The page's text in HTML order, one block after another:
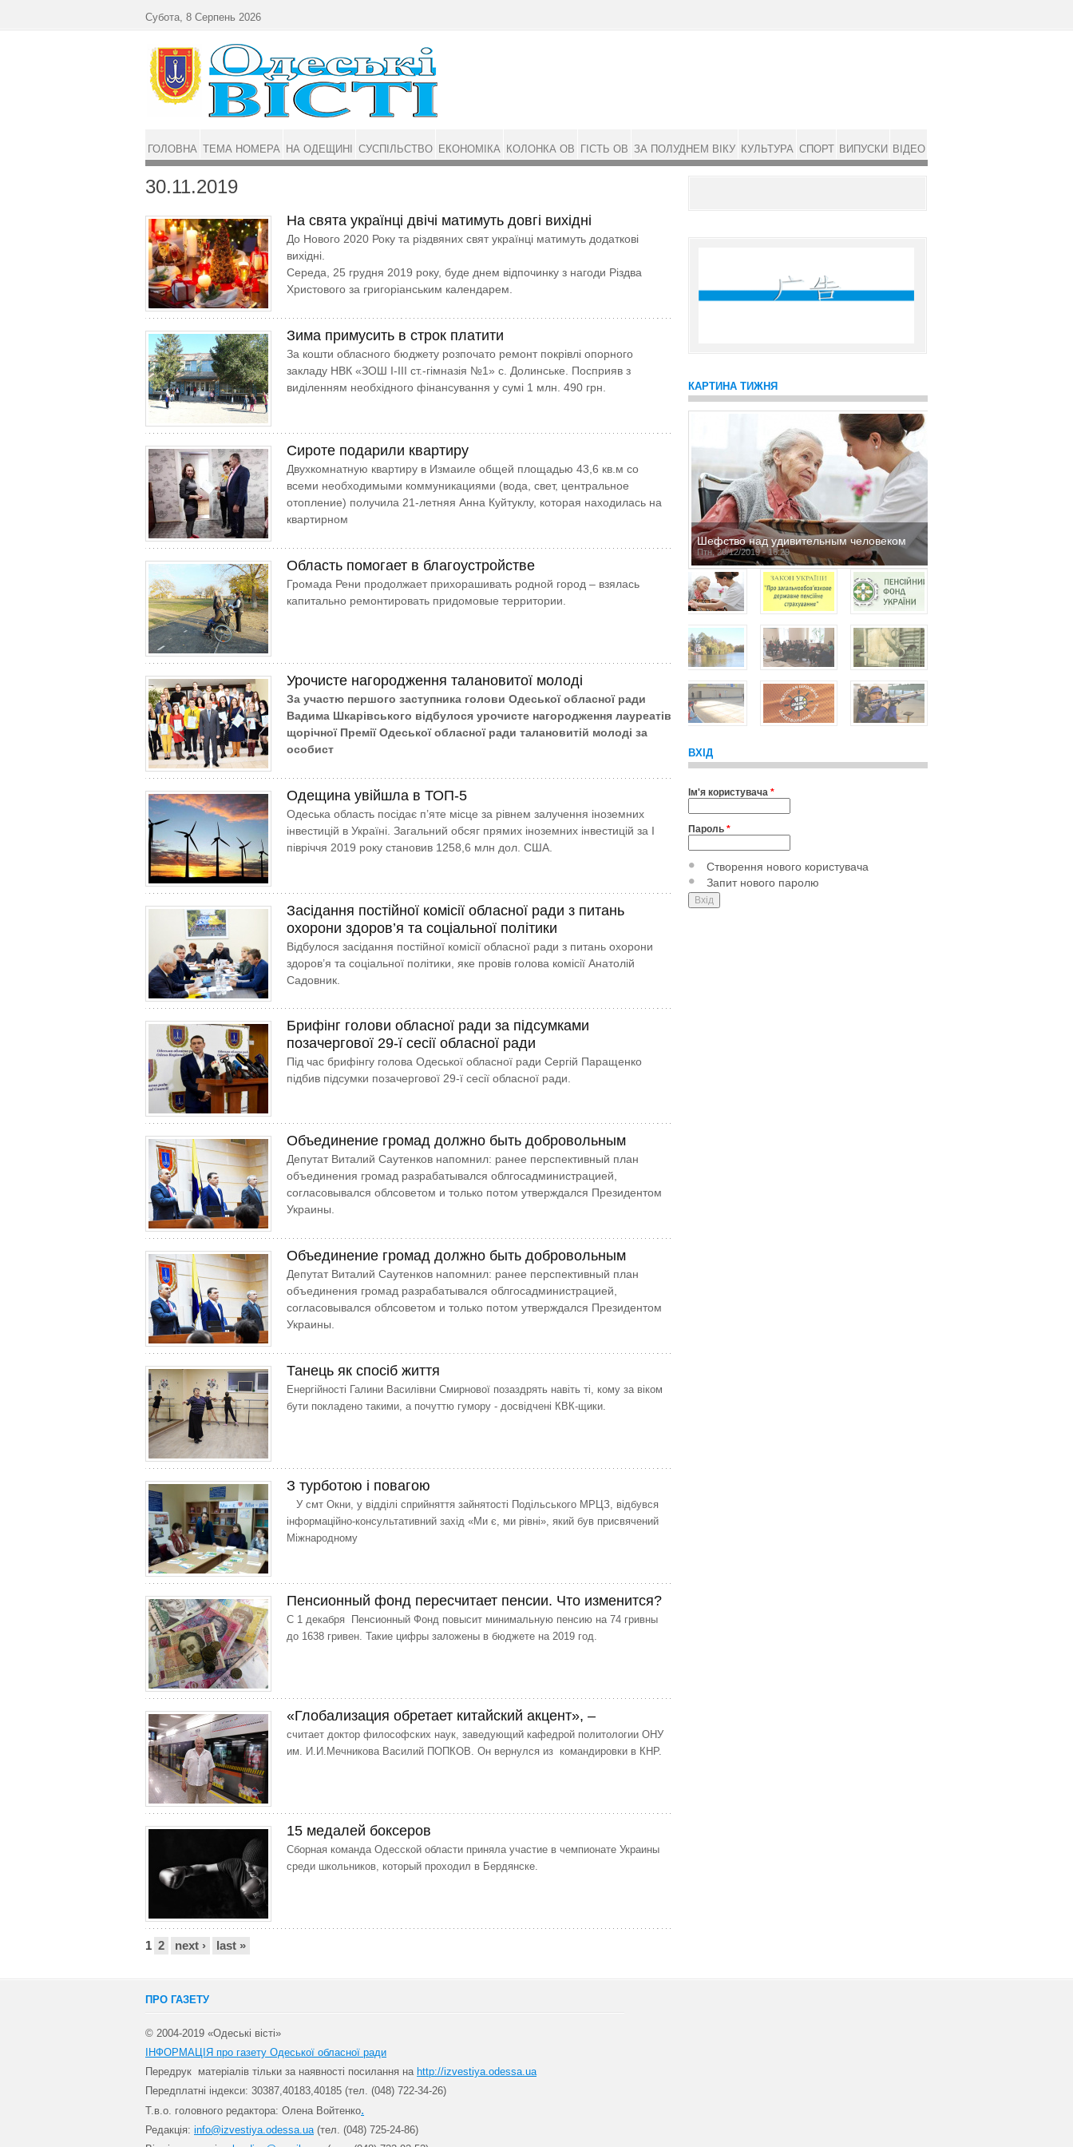
30.11.2019
На свята українці двічі матимуть довгі вихідні
До Нового 2020 Року та різдвяних свят українці матимуть додаткові
вихідні.
Середа, 25 грудня 2019 року, буде днем відпочинку з нагоди Різдва
Христового за григоріанським календарем.
Зима примусить в строк платити
За кошти обласного бюджету розпочато ремонт покрівлі опорного
закладу НВК «ЗОШ І-ІІІ ст.-гімназія №1» с. Долинське. Посприяв з
виділенням необхідного фінансування у сумі 1 млн. 490 грн.
Сироте подарили квартиру
Двухкомнатную квартиру в Измаиле общей площадью 43,6 кв.м со
всеми необходимыми коммуникациями (вода, свет, центральное
отопление) получила 21-летняя Анна Куйтуклу, которая находилась на
квартирном
Область помогает в благоустройстве
Громада Рени продолжает прихорашивать родной город – взялась
капитально ремонтировать придомовые территории.
Урочисте нагородження талановитої молоді
За участю першого заступника голови Одеської обласної ради
Вадима Шкарівського відбулося урочисте нагородження лауреатів
щорічної Премії Одеської обласної ради талановитій молоді за
особист
Одещина увійшла в ТОП-5
Одеська область посідає п’яте місце за рівнем залучення іноземних
інвестицій в Україні. Загальний обсяг прямих іноземних інвестицій за І
півріччя 2019 року становив 1258,6 млн дол. США.
Засідання постійної комісії обласної ради з питань
охорони здоров’я та соціальної політики
Відбулося засідання постійної комісії обласної ради з питань охорони
здоров’я та соціальної політики, яке провів голова комісії Анатолій
Садовник.
Брифінг голови обласної ради за підсумками
позачергової 29-ї сесії обласної ради
Під час брифінгу голова Одеської обласної ради Сергій Паращенко
підбив підсумки позачергової 29-ї сесії обласної ради.
Объединение громад должно быть добровольным
Депутат Виталий Саутенков напомнил: ранее перспективный план
объединения громад разрабатывался облгосадминистрацией,
согласовывался облсоветом и только потом утверждался Президентом
Украины.
Объединение громад должно быть добровольным
Депутат Виталий Саутенков напомнил: ранее перспективный план
объединения громад разрабатывался облгосадминистрацией,
согласовывался облсоветом и только потом утверждался Президентом
Украины.
Танець як спосіб життя
Енергійності Галини Василівни Смирнової позаздрять навіть ті, кому за віком
бути покладено такими, а почуттю гумору - досвідчені КВК-щики.
З турботою і повагою
У смт Окни, у відділі сприйняття зайнятості Подільського МРЦЗ, відбувся
інформаційно-консультативний захід «Ми є, ми рівні», який був присвячений
Міжнародному
Пенсионный фонд пересчитает пенсии. Что изменится?
С 1 декабря Пенсионный Фонд повысит минимальную пенсию на 74 гривны
до 1638 гривен. Такие цифры заложены в бюджете на 2019 год.
«Глобализация обретает китайский акцент», –
считает доктор философских наук, заведующий кафедрой политологии ОНУ
им. И.И.Мечникова Василий ПОПКОВ. Он вернулся из командировки в КНР.
15 медалей боксеров
Сборная команда Одесской области приняла участие в чемпионате Украины
среди школьников, который проходил в Бердянске.
Сторінки
1 2 next › last »
КАРТИНА ТИЖНЯ
Шефство над удивительным человеком
Птн, 20/12/2019 - 16:29
ВХІД
Ім'я користувача *
Пароль *
Створення нового користувача
Запит нового паролю
Субота, 8 Серпень 2026
ГОЛОВНА ТЕМА НОМЕРА НА ОДЕЩИНІ СУСПІЛЬСТВО ЕКОНОМІКА КОЛОНКА ОВ ГІСТЬ ОВ ЗА ПОЛУДНЕМ ВІКУ КУЛЬТУРА СПОРТ ВИПУСКИ ВІДЕО
ПРО ГАЗЕТУ
© 2004-2019 «Одеські вісті»
ІНФОРМАЦІЯ про газету Одеської обласної ради
Передрук матеріалів тільки за наявності посилання на http://izvestiya.odessa.ua
Передплатні індекси: 30387,40183,40185 (тел. (048) 722-34-26)
Т.в.о. головного редактора: Олена Войтенко.
Редакція: info@izvestiya.odessa.ua(тел. (048) 725-24-86)